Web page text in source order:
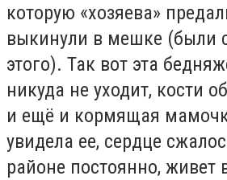
которую «хозяева»
выкинули в мешке (были
этого). Так вот эта
никуда не уходит, кости
и ещё и кормящая
увидела ее, сердце
районе постоянно, живет